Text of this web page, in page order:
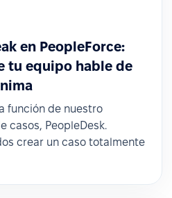
en PeopleForce:
tu equipo hable de
función de nuestro
casos, PeopleDesk.
crear un caso totalmente